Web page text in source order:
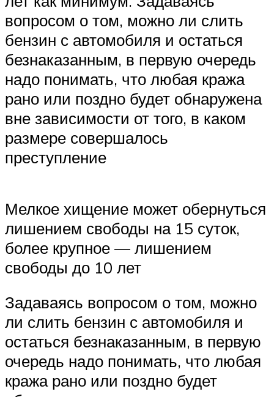
вопросом о том, можно ли слить
бензин с автомобиля и остаться
безнаказанным, в первую очередь
надо понимать, что любая кража
рано или поздно будет обнаружена
вне зависимости от того, в каком
размере совершалось
преступление
Мелкое хищение может обернуться
лишением свободы на 15 суток,
более крупное — лишением
свободы до 10 лет
Задаваясь вопросом о том, можно
ли слить бензин с автомобиля и
остаться безнаказанным, в первую
очередь надо понимать, что любая
кража рано или поздно будет